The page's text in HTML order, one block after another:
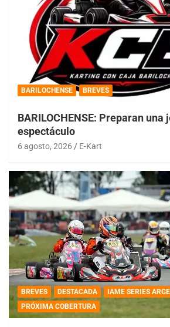
BARILOCHENSE BREVES
BARILOCHENSE: Preparan una
espectáculo
6 agosto, 2026 E-Kart
BREVES DESTACADA
IAME SERIES
PRÓXIMA COBERTURA